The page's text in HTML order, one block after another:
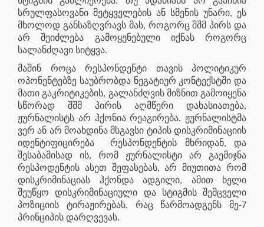
სრულფასოვანი მეტყველების ან სმენის უნარი, ეს
მხოლოდ განსაზღვრავს მას, როგორც შშმ პირს და
არ შეიძლება გამოყენებული იქნას როგორც
სალანძღავი სიტყვა.
მაშინ როცა რესპონდენტი თავის პოლიტიკურ
ოპონენტებზე საუბრობდა ნეგატიურ კონტექსტში და
მათი გაკრიტიკების, გალანძღვის მიზნით გამოიყენა
სწორად შშმ პირის აღმწერი დახასიათება,
ჟურნალისტს არ ჰქონია რეაგირება. ჟურნალისტმა
ვერ ან არ მოახდინა მსგავსი ტიპის დისკრიმინაციის
იდენტიფიცირება რესპონდენტის მხრიდან, და
შესაბამისად ის, რომ ჟურნალისტი არ გაემიჯნა
რესპოდენტის ასეთ შეფასებას, არ მიუთითა რომ
დისკრიმინაციას ჰქონდა ადგილი, ამით ხელი
შეუწყო დისკრიმინაციული და სტიგმის შემცველი
პოზიციის ტირაჟირებას, რაც წარმოადგენს მე-7
პრინციპის დარღვევას.